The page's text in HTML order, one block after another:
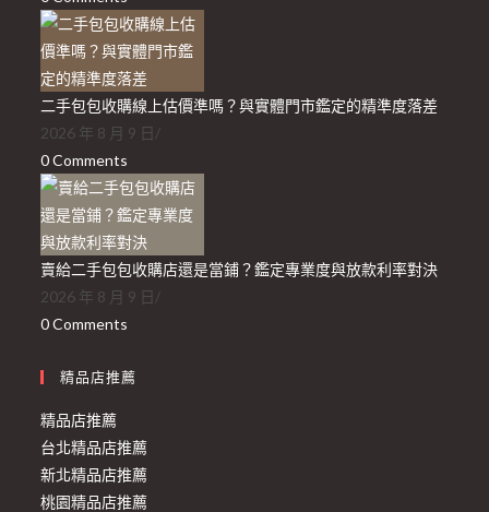
二手包包收購線上估價準嗎？與實體門市鑑定的精準度落差
2026 年 8 月 9 日 /
0 Comments
賣給二手包包收購店還是當鋪？鑑定專業度與放款利率對決
2026 年 8 月 9 日 /
0 Comments
精品店推薦
精品店推薦
台北精品店推薦
新北精品店推薦
桃園精品店推薦